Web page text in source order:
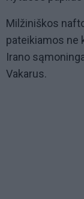
Milžiniškos
pateikiamos ne
Irano
Vakarus.